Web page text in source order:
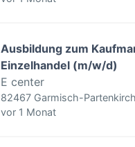
Ausbildung zum
Einzelhandel (m/w/d)
E center
82467 Garmisch-
Deutschland
Veröffentlicht
vor 1 Monat